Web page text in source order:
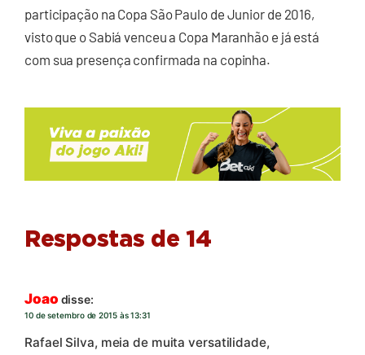
participação na Copa São Paulo de Junior de 2016,
visto que o Sabiá venceu a Copa Maranhão e já está
com sua presença confirmada na copinha.
Respostas de 14
Joao disse:
10 de setembro de 2015 às 13:31
Rafael Silva, meia de muita versatilidade,